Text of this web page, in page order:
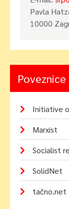
Pavla
10000
Poveznice
Initiative
Marxist
Socialist
SolidNet
tačno.net